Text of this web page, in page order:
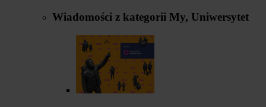
Wiadomości z kategorii My, Uniwersytet